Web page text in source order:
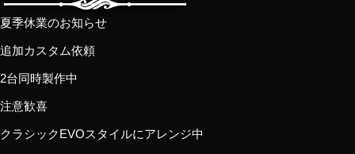
夏季休業のお知らせ
追加カスタム依頼
2台同時製作中
注意歓喜
クラシックEVOスタイルにアレンジ中